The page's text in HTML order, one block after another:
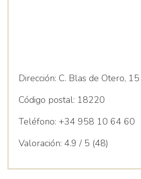
Dirección: C. Blas de Otero, 15
Código postal: 18220
Teléfono: +34 958 10 64 60
Valoración: 4.9 / 5 (48)